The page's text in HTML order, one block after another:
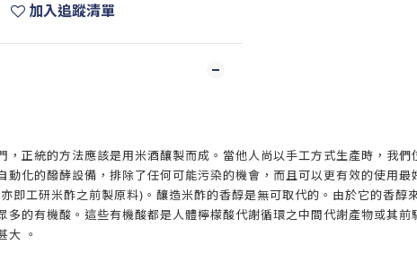
加入追蹤清單
，正統的方法應該是用米酒釀製而成。當他人尚以手工方式生產時，我們
動化的醱酵設備，排除了任何可能污染的機會，而且可以更有效的使用最
即工研米酢之前製原料)。釀造米酢的香醇是無可取代的。由於它的香醇
多的有機酸。這些有機酸都是人體檸檬酸代謝循環之中間代謝產物或其前
大 。